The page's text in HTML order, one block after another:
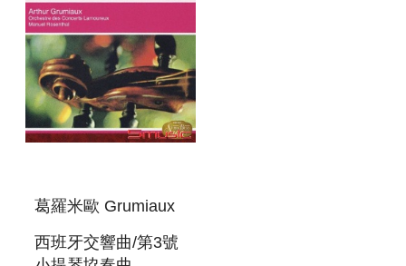
葛羅米歐 Grumiaux
西班牙交響曲/第3號